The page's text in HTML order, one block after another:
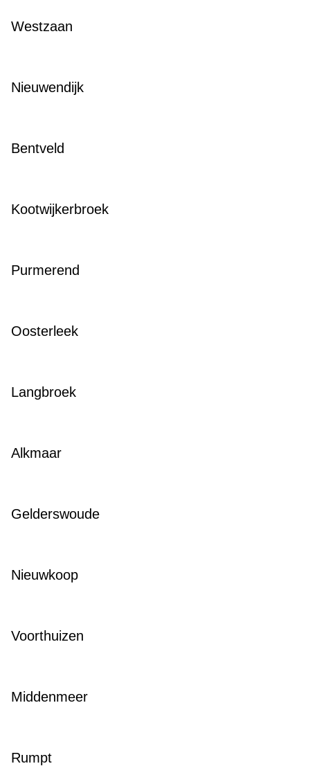
Westzaan
Nieuwendijk
Bentveld
Kootwijkerbroek
Purmerend
Oosterleek
Langbroek
Alkmaar
Gelderswoude
Nieuwkoop
Voorthuizen
Middenmeer
Rumpt